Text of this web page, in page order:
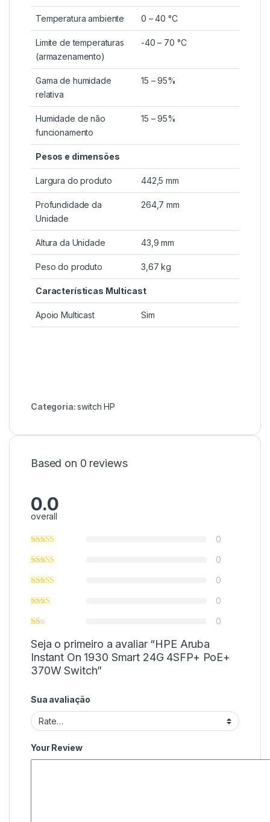
Temperatura ambiente 0 – 40 °C
Limite de temperaturas
(armazenamento)
-40 – 70 °C
Gama de humidade
relativa
15 – 95%
Humidade de não
funcionamento
15 – 95%
Pesos e dimensões
Largura do produto 442,5 mm
Profundidade da
Unidade
264,7 mm
Altura da Unidade 43,9 mm
Peso do produto 3,67 kg
Características Multicast
Apoio Multicast Sim
Categoria:switch HP
Based on 0 reviews
0.0
overall
0
0
0
0
0
Seja o primeiro a avaliar “HPE Aruba
Instant On 1930 Smart 24G 4SFP+ PoE+
370W Switch”
Sua avaliação
Your Review